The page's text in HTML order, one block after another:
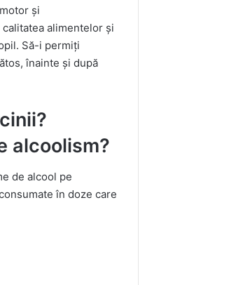
și
alimentelor și
Să-i permiți
înainte și după
alcoolism?
de alcool pe
în doze care